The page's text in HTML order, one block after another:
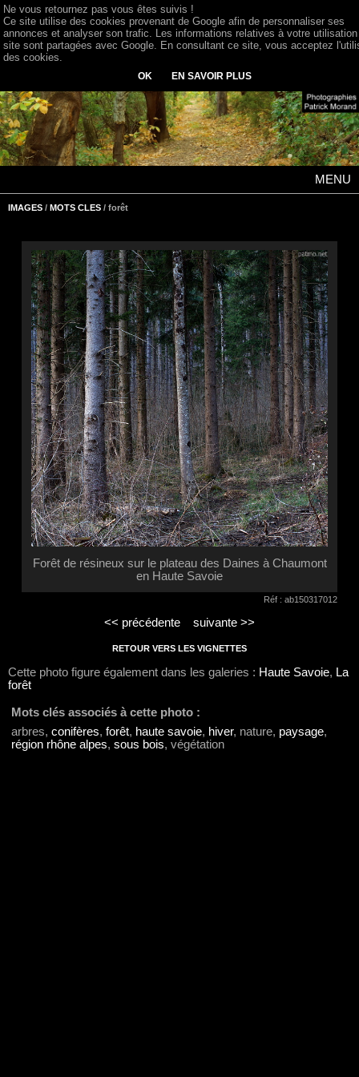
MENU
IMAGES / MOTS CLES / forêt
Forêt de résineux sur le plateau des Daines à Chaumont
en Haute Savoie
Réf : ab150317012
<< précédente suivante >>
RETOUR VERS LES VIGNETTES
Cette photo figure également dans les galeries : Haute Savoie, La
forêt
Mots clés associés à cette photo :
arbres, conifères, forêt, haute savoie, hiver, nature, paysage,
région rhône alpes, sous bois, végétation
Ne vous retournez pas vous êtes suivis !
Ce site utilise des cookies provenant de Google afin de personnaliser ses
annonces et analyser son trafic. Les informations relatives à votre
site sont partagées avec Google. En consultant ce site, vous acceptez
des cookies.
OK EN SAVOIR PLUS